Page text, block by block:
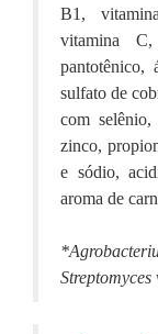
B1,
vitamina
sulfato de
com selênio,
zinco,
e sódio,
aroma de